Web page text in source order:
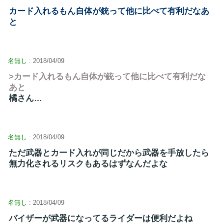
カード入れるもん自体が銃って他に比べて有利だなあ
と
名無し : 2018/04/09
>カード入れるもん自体が銃って他に比べて有利だな
あと
橘さん…
名無し : 2018/04/09
ただ武器とカード入れが同じだから武器を手放したら
無力化されるリスクもあるはずなんだよな
名無し : 2018/04/09
バイザーが武器になってるライダーは便利だよね